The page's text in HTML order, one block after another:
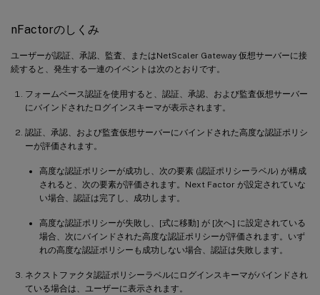
nFactorのしくみ
ユーザーが認証、承認、監査、またはNetScaler Gateway 仮想サーバーに接
続すると、発生する一連のイベントは次のとおりです。
フォームベース認証を使用すると、認証、承認、および監査仮想サーバー
にバインドされたログインスキーマが表示されます。
認証、承認、および監査仮想サーバーにバインドされた高度な認証ポリシ
ーが評価されます。
高度な認証ポリシーが成功し、次の要素 (認証ポリシーラベル) が構成
されると、次の要素が評価されます。Next Factor が設定されていな
い場合、認証は完了し、成功します。
高度な認証ポリシーが失敗し、[式に移動] が [次へ] に設定されている
場合、次にバインドされた高度な認証ポリシーが評価されます。いず
れの高度な認証ポリシーも成功しない場合、認証は失敗します。
ネクストファクタ認証ポリシーラベルにログインスキーマがバインドされ
ている場合は、ユーザーに表示されます。